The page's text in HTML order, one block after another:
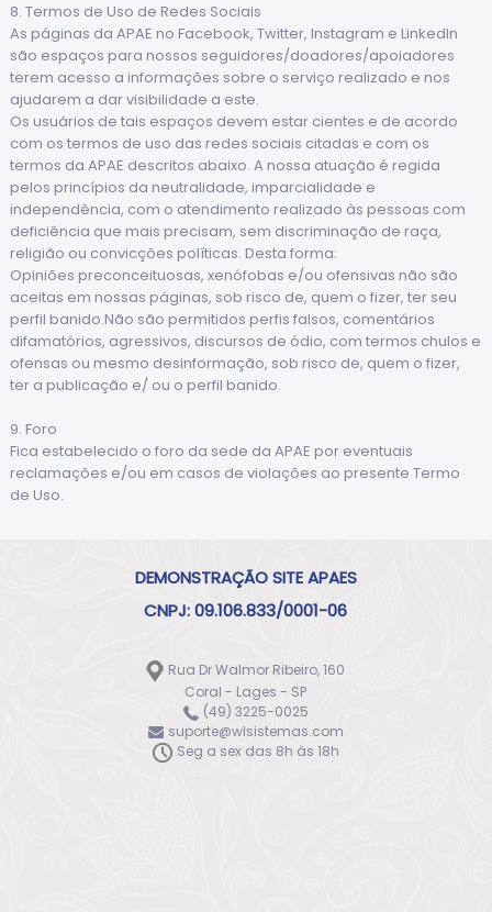
8. Termos de Uso de Redes Sociais
As páginas da APAE no Facebook, Twitter, Instagram e LinkedIn
são espaços para nossos seguidores/doadores/apoiadores
terem acesso a informações sobre o serviço realizado e nos
ajudarem a dar visibilidade a este.
Os usuários de tais espaços devem estar cientes e de acordo
com os termos de uso das redes sociais citadas e com os
termos da APAE descritos abaixo. A nossa atuação é regida
pelos princípios da neutralidade, imparcialidade e
independência, com o atendimento realizado às pessoas com
deficiência que mais precisam, sem discriminação de raça,
religião ou convicções políticas. Desta forma:
Opiniões preconceituosas, xenófobas e/ou ofensivas não são
aceitas em nossas páginas, sob risco de, quem o fizer, ter seu
perfil banido.Não são permitidos perfis falsos, comentários
difamatórios, agressivos, discursos de ódio, com termos chulos e
ofensas ou mesmo desinformação, sob risco de, quem o fizer,
ter a publicação e/ ou o perfil banido.
9. Foro
Fica estabelecido o foro da sede da APAE por eventuais
reclamações e/ou em casos de violações ao presente Termo
de Uso.
DEMONSTRAÇÃO SITE APAES
CNPJ: 09.106.833/0001-06
Rua Dr Walmor Ribeiro, 160
Coral - Lages - SP
(49) 3225-0025
suporte@wlsistemas.com
Seg a sex das 8h às 18h